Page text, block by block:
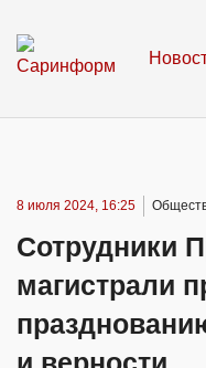
8 июля 2024, 16:25
Сотрудники
магистрали